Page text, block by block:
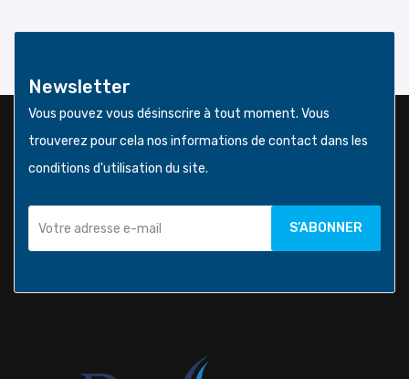
Newsletter
Vous pouvez vous désinscrire à tout moment. Vous
trouverez pour cela nos informations de contact dans les
conditions d'utilisation du site.